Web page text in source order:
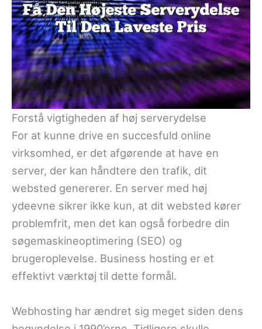
Forstå vigtigheden af høj serverydelse
For at kunne drive en succesfuld online
virksomhed, er det afgørende at have en
server, der kan håndtere den trafik, dit
websted genererer. En server med høj
ydeevne sikrer ikke kun, at dit websted kører
problemfrit, men det kan også forbedre din
søgemaskineoptimering (SEO) og
brugeroplevelse. Business hosting er et
effektivt værktøj til dette formål.
Webhosting har ændret sig meget siden dens